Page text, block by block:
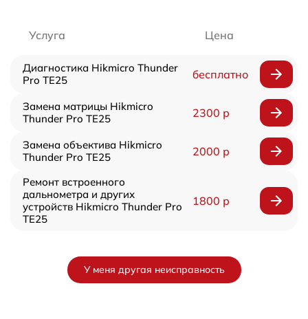
Услуга Цена
Диагностика Hikmicro Thunder
Pro TE25
бесплатно
Замена матрицы Hikmicro
Thunder Pro TE25
2300 р
Замена объектива Hikmicro
Thunder Pro TE25
2000 р
Ремонт встроенного
дальнометра и других
устройств Hikmicro Thunder Pro
TE25
1800 р
У меня другая неисправность